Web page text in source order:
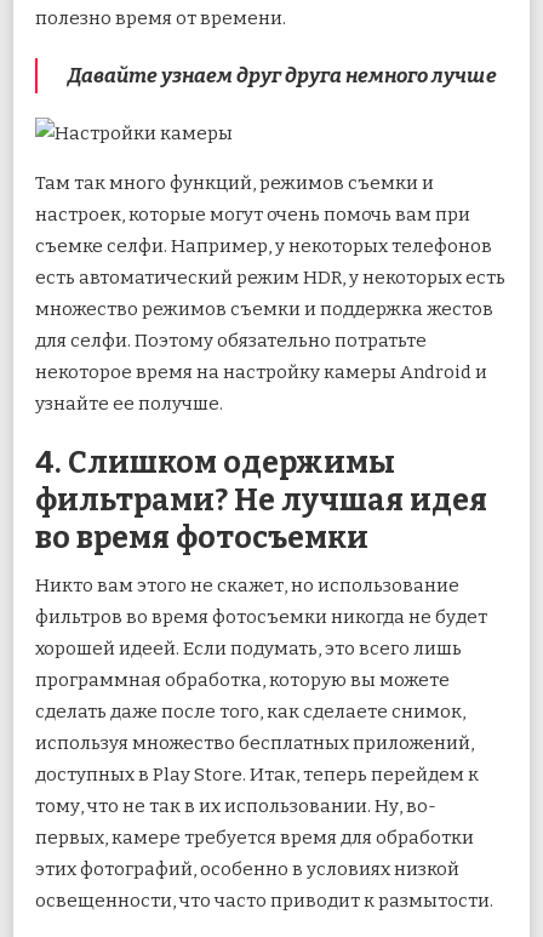
полезно время от времени.
Давайте узнаем друг друга немного лучше
Там так много функций, режимов съемки и
настроек, которые могут очень помочь вам при
съемке селфи. Например, у некоторых телефонов
есть автоматический режим HDR, у некоторых есть
множество режимов съемки и поддержка жестов
для селфи. Поэтому обязательно потратьте
некоторое время на настройку камеры Android и
узнайте ее получше.
4. Слишком одержимы
фильтрами? Не лучшая идея
во время фотосъемки
Никто вам этого не скажет, но использование
фильтров во время фотосъемки никогда не будет
хорошей идеей. Если подумать, это всего лишь
программная обработка, которую вы можете
сделать даже после того, как сделаете снимок,
используя множество бесплатных приложений,
доступных в Play Store. Итак, теперь перейдем к
тому, что не так в их использовании. Ну, во-
первых, камере требуется время для обработки
этих фотографий, особенно в условиях низкой
освещенности, что часто приводит к размытости.